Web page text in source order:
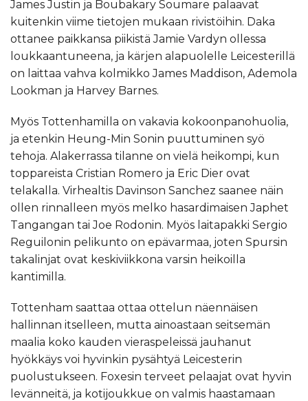
James Justin ja Boubakary Soumare palaavat
kuitenkin viime tietojen mukaan rivistöihin. Daka
ottanee paikkansa piikistä Jamie Vardyn ollessa
loukkaantuneena, ja kärjen alapuolelle Leicesterillä
on laittaa vahva kolmikko James Maddison, Ademola
Lookman ja Harvey Barnes.
Myös Tottenhamilla on vakavia kokoonpanohuolia,
ja etenkin Heung-Min Sonin puuttuminen syö
tehoja. Alakerrassa tilanne on vielä heikompi, kun
toppareista Cristian Romero ja Eric Dier ovat
telakalla. Virhealtis Davinson Sanchez saanee näin
ollen rinnalleen myös melko hasardimaisen Japhet
Tangangan tai Joe Rodonin. Myös laitapakki Sergio
Reguilonin pelikunto on epävarmaa, joten Spursin
takalinjat ovat keskiviikkona varsin heikoilla
kantimilla.
Tottenham saattaa ottaa ottelun näennäisen
hallinnan itselleen, mutta ainoastaan seitsemän
maalia koko kauden vieraspeleissä jauhanut
hyökkäys voi hyvinkin pysähtyä Leicesterin
puolustukseen. Foxesin terveet pelaajat ovat hyvin
levänneitä, ja kotijoukkue on valmis haastamaan